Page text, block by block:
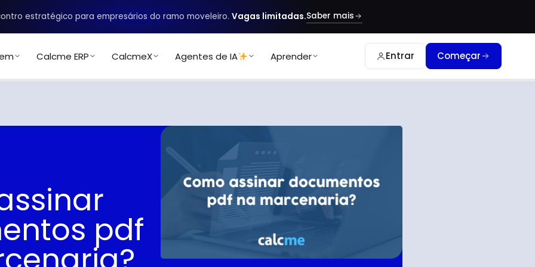
estratégico para empresários do ramo moveleiro. Vagas limitadas.Saber mais
Calcme ERP CalcmeX Agentes de IA Aprender Entrar Começar
pdf